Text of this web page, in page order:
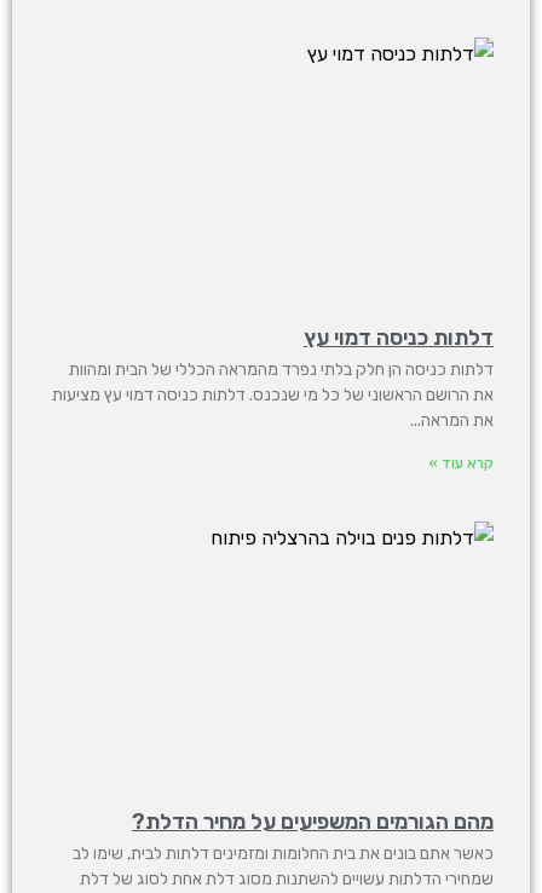
דלתות כניסה דמוי עץ
דלתות כניסה הן חלק בלתי נפרד מהמראה הכללי של הבית ומהוות
את הרושם הראשוני של כל מי שנכנס. דלתות כניסה דמוי עץ מציעות
את המראה
קרא עוד »
מהם הגורמים המשפיעים על מחיר הדלת?
כאשר אתם בונים את בית החלומות ומזמינים דלתות לבית, שימו לב
שמחירי הדלתות עשויים להשתנות מסוג דלת אחת לסוג של דלת